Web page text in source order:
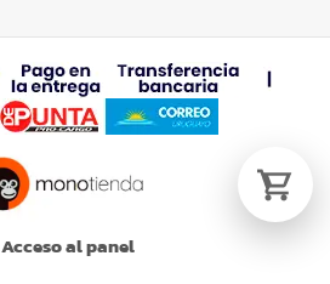
opciones
se
pueden
elegir
Acceso al panel